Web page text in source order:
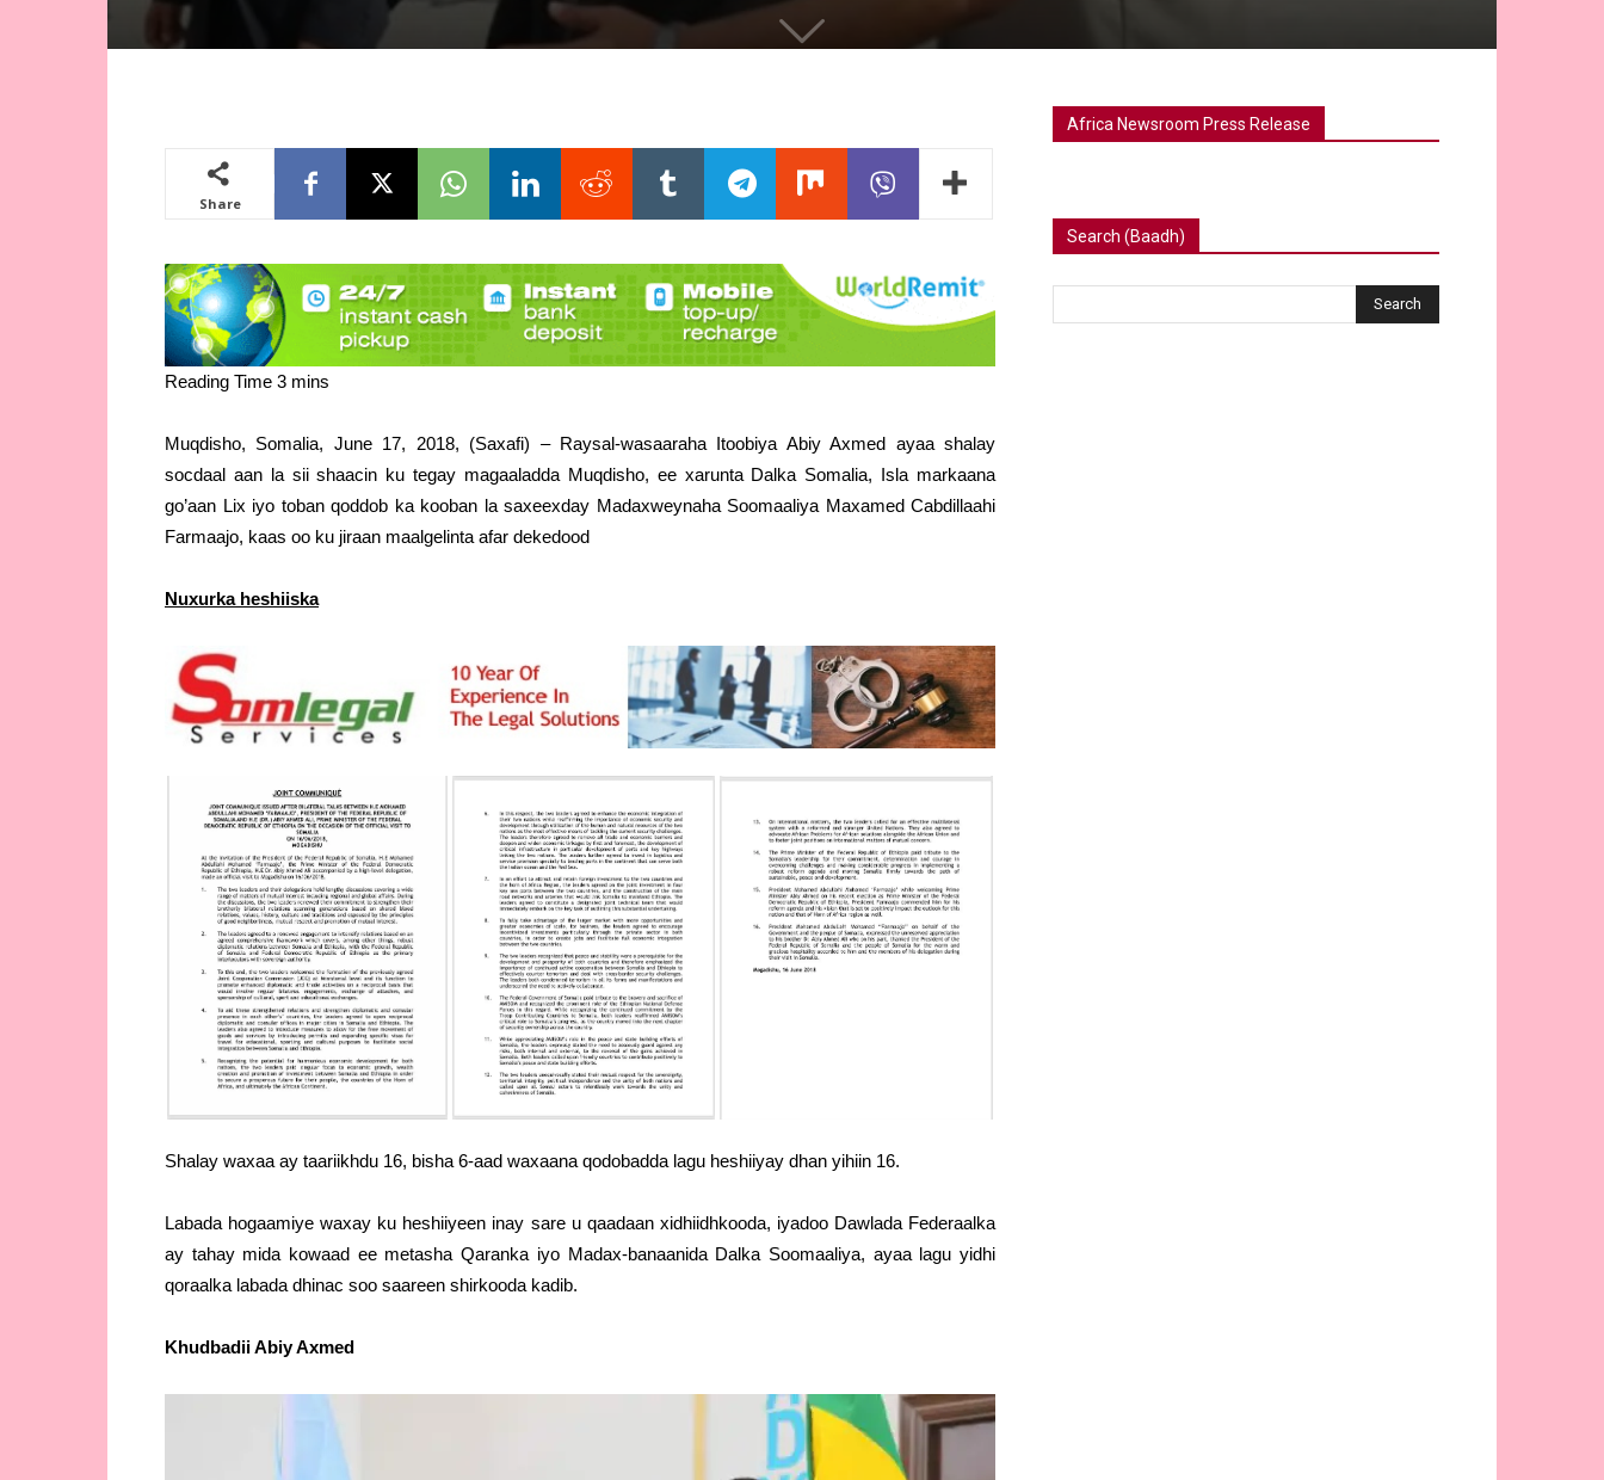
Share
Muqdisho, Somalia, June 17, 2018, (Saxafi) – Raysal-wasaaraha Itoobiya Abiy Axmed ayaa shalay
socdaal aan la sii shaacin ku tegay magaaladda Muqdisho, ee xarunta Dalka Somalia, Isla markaana
go’aan Lix iyo toban qoddob ka kooban la saxeexday Madaxweynaha Soomaaliya Maxamed Cabdillaahi
Farmaajo, kaas oo ku jiraan maalgelinta afar dekedood
Nuxurka heshiiska
Shalay waxaa ay taariikhdu 16, bisha 6-aad waxaana qodobadda lagu heshiiyay dhan yihiin 16.
Labada hogaamiye waxay ku heshiiyeen inay sare u qaadaan xidhiidhkooda, iyadoo Dawlada Federaalka
ay tahay mida kowaad ee metasha Qaranka iyo Madax-banaanida Dalka Soomaaliya, ayaa lagu yidhi
qoraalka labada dhinac soo saareen shirkooda kadib.
Khudbadii Abiy Axmed
Africa Newsroom Press Release
Search (Baadh)